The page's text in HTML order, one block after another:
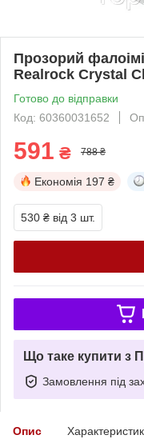
Прозорий
Realrock Crystal
Готово до відправки
Код: 60360031652
591 ₴ 788 ₴
Економія 197 ₴
530 ₴ від 3 шт.
Що таке купити з
Замовлення під
Опис